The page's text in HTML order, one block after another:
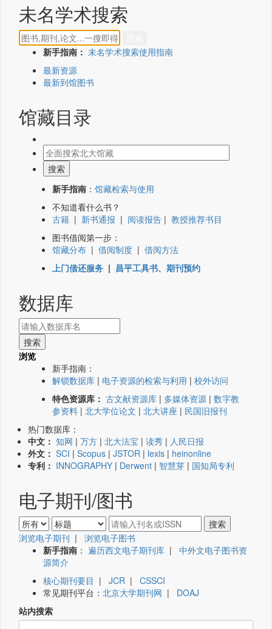
未名学术搜索
新手指南： 未名学术搜索使用指南
最新资源
最新到馆图书
馆藏目录
新手指南 ： 馆藏检索与使用
不知道看什么书？
古籍 | 新书通报 | 阅读报告 | 教授推荐书目
图书借阅第一步：
馆藏分布 | 借阅制度 | 借阅方法
上门借还服务 | 昌平工具书、期刊预约
数据库
浏览
新手指南：
解锁数据库 | 电子资源的检索与利用 | 校外访问
特色资源库： 古文献资源库 | 多媒体资源 | 数字教
参资料 | 北大学位论文 | 北大讲座 | 民国旧报刊
热门数据库：
中文： 知网 | 万方 | 北大法宝 | 读秀 | 人民日报
外文： SCI | Scopus | JSTOR | lexis | heinonline
专利： INNOGRAPHY | Derwent | 智慧芽 | 国知局专利
电子期刊/图书
浏览电子期刊 | 浏览电子图书
新手指南 ： 遍历西文电子期刊库 | 中外文电子图书资
源简介
核心期刊要目 | JCR | CSSCI
常见期刊平台： 北京大学期刊网 | DOAJ
站内搜索